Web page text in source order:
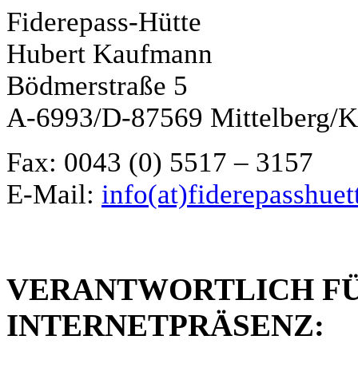
Fiderepass-Hütte
Hubert Kaufmann
Bödmerstraße 5
A-6993/D-87569 Mittelberg/
Fax: 0043 (0) 5517 – 3157
E-Mail:
VERANTWORTLICH
INTERNETPRÄSENZ: